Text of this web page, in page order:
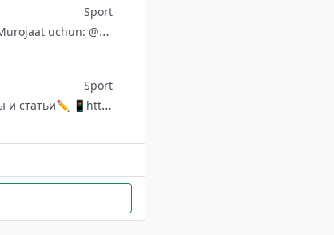
Sport
Riki Puch — ispaniya futbolchisi, "Barcelona"ning markaziy yarim ximoyachisi. Murojaat uchun: @axrayev
Sport
Всё о современном пятиборье Узбекистана 🇺🇿 Новости🗞 Интересные факты и статьи✏️ 📱https://m.facebook.com/mpfuz/ 📩 Instagram.com/mpf.uz 🖥 modpen.uz